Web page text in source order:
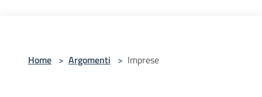
Home > Argomenti > Imprese